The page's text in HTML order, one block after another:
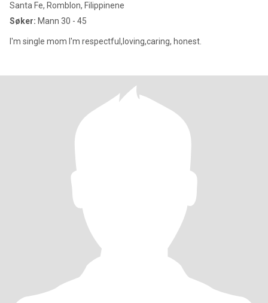
Santa Fe, Romblon, Filippinene
Søker: Mann 30 - 45
I'm single mom I'm respectful,loving,caring, honest.